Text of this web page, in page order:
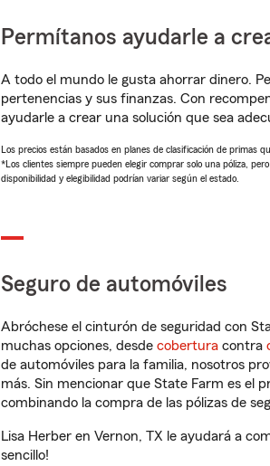
Permítanos ayudarle a
A todo el mundo le gusta ahorrar dinero.
pertenencias y sus finanzas. Con
ayudarle a crear una solución que sea
Los precios están basados en planes de clasificación de primas
*Los clientes siempre pueden elegir comprar solo una póliza,
disponibilidad y elegibilidad podrían variar según el estado.
Seguro de automóviles
Abróchese el cinturón de seguridad con
muchas opciones, desde cobertura contra
de automóviles para la familia, nosotros
más. Sin mencionar que State Farm es el
combinando la compra de las pólizas de
Lisa Herber en Vernon, TX le ayudará a
sencillo!